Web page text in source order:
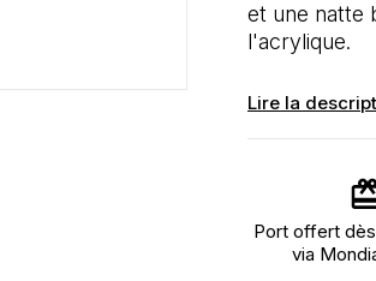
et une natte
l'acrylique.
Lire la
Port offert
via